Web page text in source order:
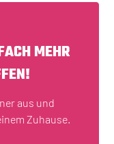
MEHR
aus und
Zuhause.